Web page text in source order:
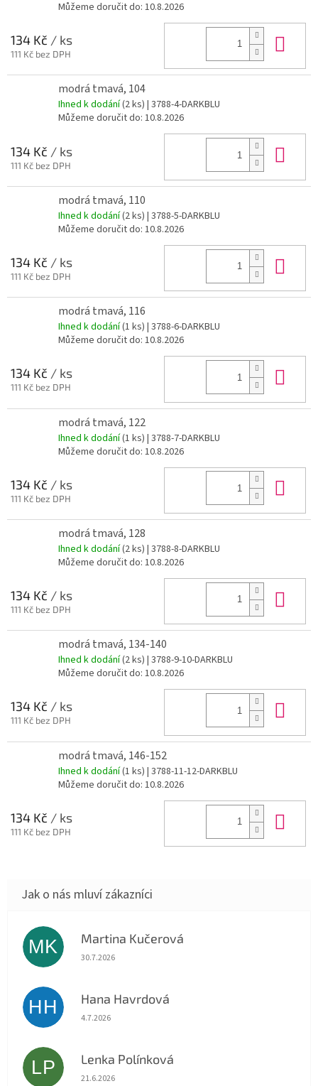
Můžeme doručit do: 10.8.2026
134 Kč / ks
111 Kč bez DPH
modrá tmavá, 104
Ihned k dodání(2 ks) | 3788-4-DARKBLU
Můžeme doručit do: 10.8.2026
134 Kč / ks
111 Kč bez DPH
modrá tmavá, 110
Ihned k dodání(2 ks) | 3788-5-DARKBLU
Můžeme doručit do: 10.8.2026
134 Kč / ks
111 Kč bez DPH
modrá tmavá, 116
Ihned k dodání(1 ks) | 3788-6-DARKBLU
Můžeme doručit do: 10.8.2026
134 Kč / ks
111 Kč bez DPH
modrá tmavá, 122
Ihned k dodání(1 ks) | 3788-7-DARKBLU
Můžeme doručit do: 10.8.2026
134 Kč / ks
111 Kč bez DPH
modrá tmavá, 128
Ihned k dodání(2 ks) | 3788-8-DARKBLU
Můžeme doručit do: 10.8.2026
134 Kč / ks
111 Kč bez DPH
modrá tmavá, 134-140
Ihned k dodání(2 ks) | 3788-9-10-DARKBLU
Můžeme doručit do: 10.8.2026
134 Kč / ks
111 Kč bez DPH
modrá tmavá, 146-152
Ihned k dodání(1 ks) | 3788-11-12-DARKBLU
Můžeme doručit do: 10.8.2026
134 Kč / ks
111 Kč bez DPH
MK Martina Kučerová
Hodnocení obchodu je 5 z 5 hvězdiček.
30.7.2026
HH Hana Havrdová
Hodnocení obchodu je 5 z 5 hvězdiček.
4.7.2026
LP Lenka Polínková
Hodnocení obchodu je 5 z 5 hvězdiček.
21.6.2026